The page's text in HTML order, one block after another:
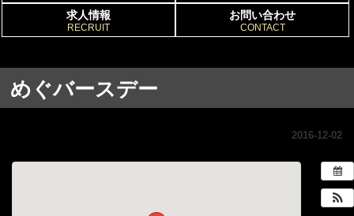
求人情報
RECRUIT
お問い合わせ
CONTACT
めぐバースデー
2016-12-02